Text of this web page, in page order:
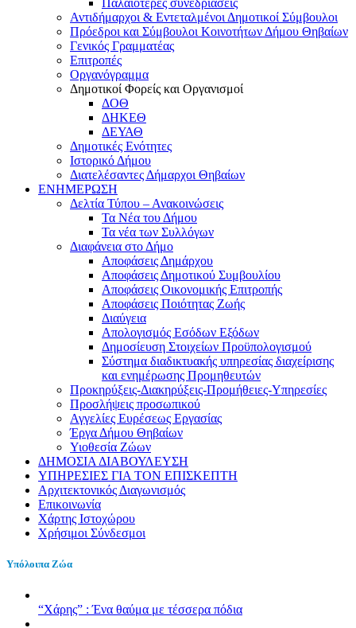
Παλαιότερες συνεδριάσεις
Αντιδήμαρχοι & Εντεταλμένοι Δημοτικοί Σύμβουλοι
Πρόεδροι και Σύμβουλοι Κοινοτήτων Δήμου Θηβαίων
Γενικός Γραμματέας
Επιτροπές
Οργανόγραμμα
Δημοτικοί Φορείς και Οργανισμοί
ΔΟΘ
ΔΗΚΕΘ
ΔΕΥΑΘ
Δημοτικές Ενότητες
Ιστορικό Δήμου
Διατελέσαντες Δήμαρχοι Θηβαίων
ΕΝΗΜΕΡΩΣΗ
Δελτία Τύπου – Ανακοινώσεις
Τα Νέα του Δήμου
Τα νέα των Συλλόγων
Διαφάνεια στο Δήμο
Αποφάσεις Δημάρχου
Αποφάσεις Δημοτικού Συμβουλίου
Αποφάσεις Οικονομικής Επιτροπής
Αποφάσεις Ποιότητας Ζωής
Διαύγεια
Απολογισμός Εσόδων Εξόδων
Δημοσίευση Στοιχείων Προϋπολογισμού
Σύστημα διαδικτυακής υπηρεσίας διαχείρισης
και ενημέρωσης Προμηθευτών
Προκηρύξεις-Διακηρύξεις-Προμήθειες-Υπηρεσίες
Προσλήψεις προσωπικού
Αγγελίες Ευρέσεως Εργασίας
Έργα Δήμου Θηβαίων
Υιοθεσία Ζώων
ΔΗΜΟΣΙΑ ΔΙΑΒΟΥΛΕΥΣΗ
ΥΠΗΡΕΣΙΕΣ ΓΙΑ ΤΟΝ ΕΠΙΣΚΕΠΤΗ
Αρχιτεκτονικός Διαγωνισμός
Επικοινωνία
Χάρτης Ιστοχώρου
Χρήσιμοι Σύνδεσμοι
Υπόλοιπα Ζώα
“Χάρης” : Ένα θαύμα με τέσσερα πόδια